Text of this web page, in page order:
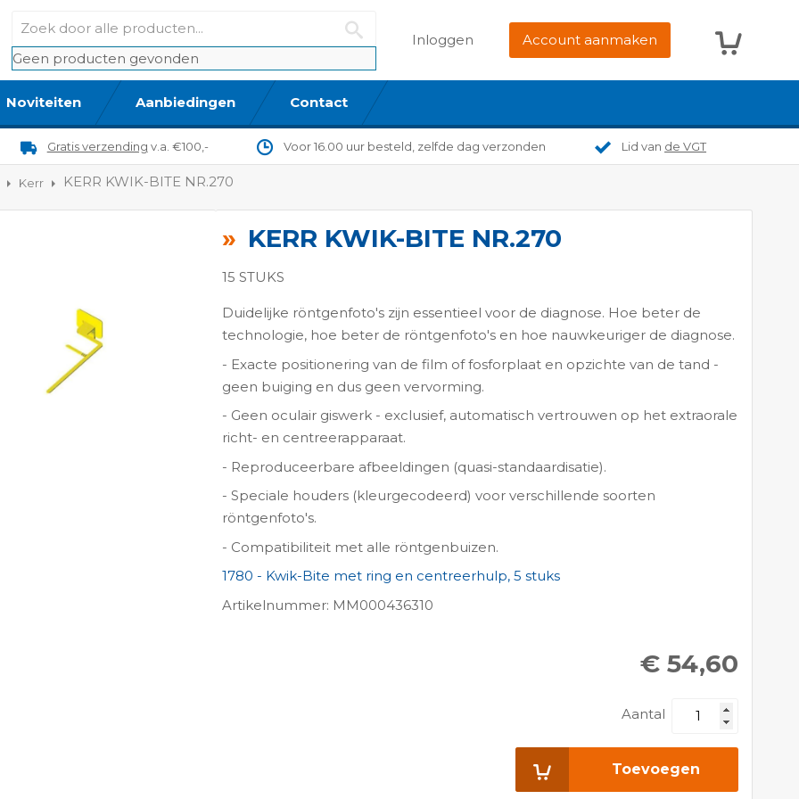
Geen producten gevonden
Inloggen Account aanmaken
Noviteiten Aanbiedingen Contact
Gratis verzending v.a. €100,- Voor 16.00 uur besteld, zelfde dag verzonden Lid van de VGT
Kerr KERR KWIK-BITE NR.270
KERR KWIK-BITE NR.270
15 STUKS
Duidelijke röntgenfoto's zijn essentieel voor de diagnose. Hoe beter de
technologie, hoe beter de röntgenfoto's en hoe nauwkeuriger de diagnose.
- Exacte positionering van de film of fosforplaat en opzichte van de tand -
geen buiging en dus geen vervorming.
- Geen oculair giswerk - exclusief, automatisch vertrouwen op het extraorale
richt- en centreerapparaat.
- Reproduceerbare afbeeldingen (quasi-standaardisatie).
- Speciale houders (kleurgecodeerd) voor verschillende soorten
röntgenfoto's.
- Compatibiliteit met alle röntgenbuizen.
1780 - Kwik-Bite met ring en centreerhulp, 5 stuks
Artikelnummer: MM000436310
€ 54,60
Aantal
Toevoegen